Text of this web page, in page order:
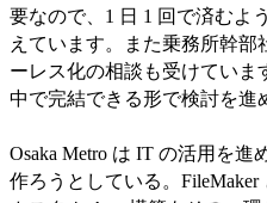
要なので、1 日 1 回で済むよ
えています。また乗務所幹
ーレス化の相談も受けていま
中で完結できる形で検討を進
Osaka Metro は IT の活用を
作ろうとしている。